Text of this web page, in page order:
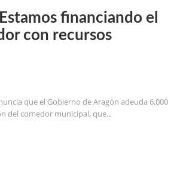
financiando el
con recursos
que el Gobierno de Aragón adeuda 6.000
del comedor municipal, que...